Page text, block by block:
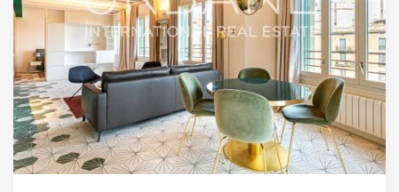
edificio también se ha conservado y ampliado en los nuevos
diseños, aumentando aún más el nivel de iluminación
natural. En el interior, los pilares sustituyen a los muros de
carga y amplían los espacios habitables de planta abierta.
Seis grandes ventanas simétricas orientadas a la calle
iluminan las viviendas del lado de la calle Girona. En el otro
lado del edificio, los grandes ventanales miran al antiguo
molino y al tranquilo interior de la manzana.Este proyecto
está perfectamente posicionado para vivir en la ciudad. Su
tranquila calle, que pronto será peatonal, se encuentra a
pocos minutos de las playas de Barcelona. El barrio del Born